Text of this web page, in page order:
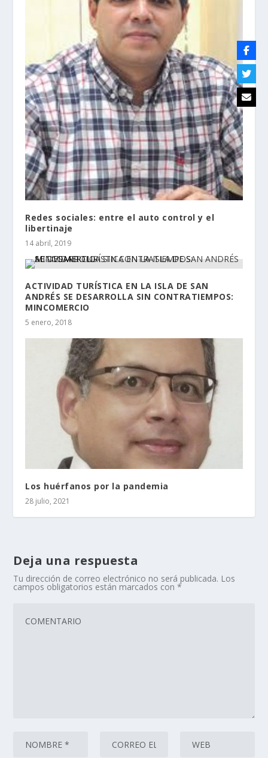
Redes sociales: entre el auto control y el
libertinaje
14 abril, 2019
ACTIVIDAD TURÍSTICA EN LA ISLA DE SAN
ANDRÉS SE DESARROLLA SIN CONTRATIEMPOS:
MINCOMERCIO
5 enero, 2018
Los huérfanos por la pandemia
28 julio, 2021
Deja una respuesta
Tu dirección de correo electrónico no será publicada. Los
campos obligatorios están marcados con*